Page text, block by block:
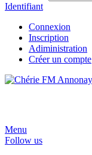
Identifiant
Connexion
Inscription
Adiministration
Créer un compte
Menu
Follow us